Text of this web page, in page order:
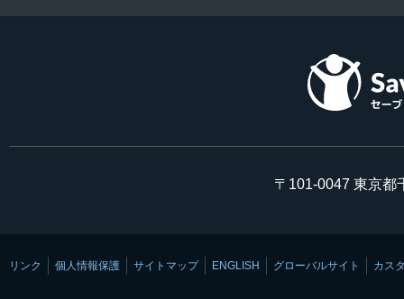
〒101-0047 東京都
リンク 個人情報保護 サイトマップ ENGLISH グローバルサイト カス